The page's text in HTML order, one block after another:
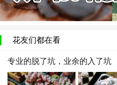
花友们都在看
专业的脱了坑，业余的入了坑